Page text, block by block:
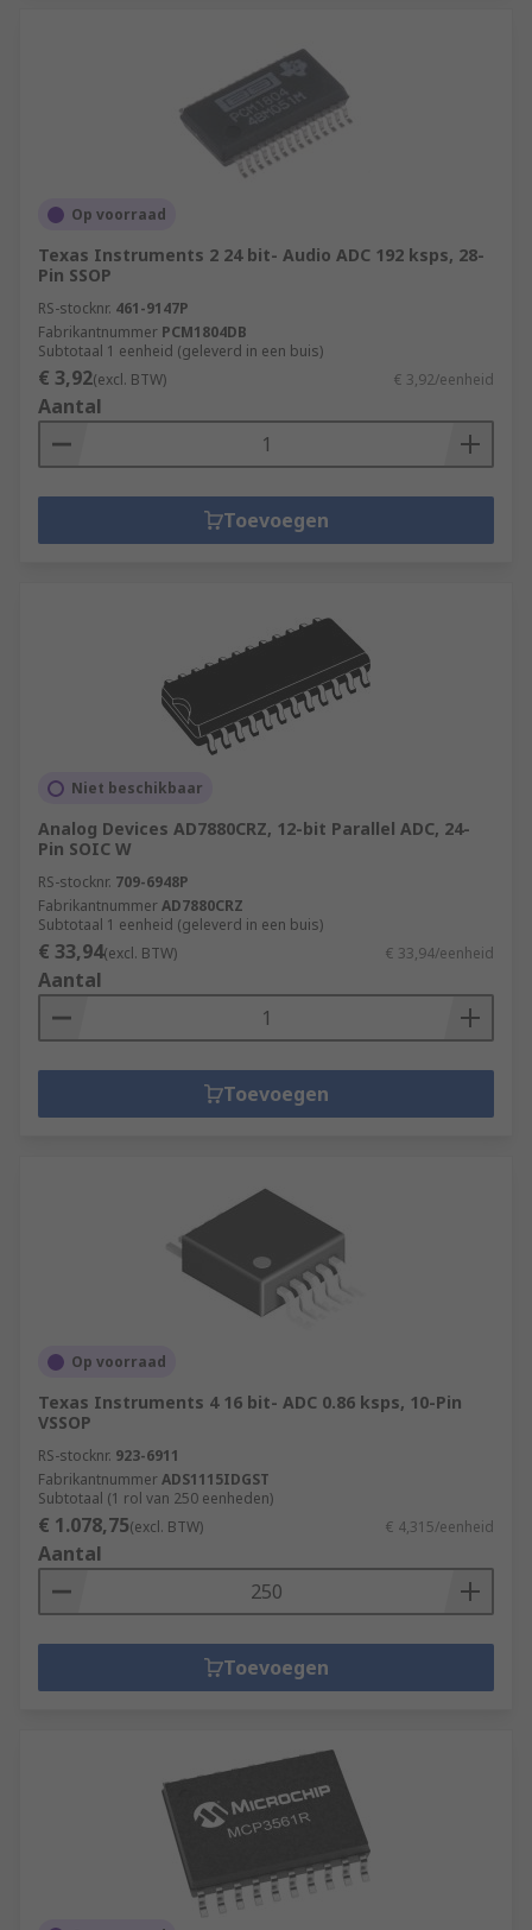
Op voorraad
Texas Instruments 2 24 bit- Audio ADC 192 ksps, 28-
Pin SSOP
RS-stocknr. 461-9147P
Fabrikantnummer PCM1804DB
Subtotaal 1 eenheid (geleverd in een buis)
€ 3,92(excl. BTW) € 3,92/eenheid
Aantal
Toevoegen
Niet beschikbaar
Analog Devices AD7880CRZ, 12-bit Parallel ADC, 24-
Pin SOIC W
RS-stocknr. 709-6948P
FabrikantnummerAD7880CRZ
Subtotaal 1 eenheid (geleverd in een buis)
€ 33,94(excl. BTW) € 33,94/eenheid
Aantal
Toevoegen
Op voorraad
Texas Instruments 4 16 bit- ADC 0.86 ksps, 10-Pin
VSSOP
RS-stocknr. 923-6911
FabrikantnummerADS1115IDGST
Subtotaal (1 rol van 250 eenheden)
€ 1.078,75(excl. BTW) € 4,315/eenheid
Aantal
Toevoegen